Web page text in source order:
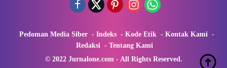
Pedoman Media Siber Indeks Kode Etik
Kontak Kami
Redaksi
Tentang Kami
© 2022 Jurnalone.com - All Rights Reserved.